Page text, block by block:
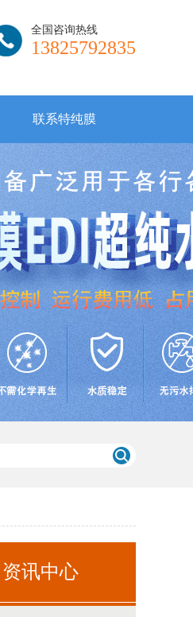
全国咨询热线
13825792835
联系特纯膜
资讯中心